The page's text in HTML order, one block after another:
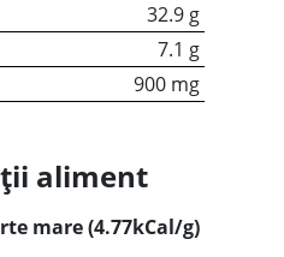
32.9 g
7.1 g
900 mg
aliment
mare (4.77kCal/g)